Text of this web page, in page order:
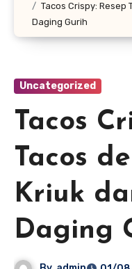
Tacos Crispy: Resep
Daging Gurih
Uncategorized
Tacos
Tacos
Kriuk
Daging